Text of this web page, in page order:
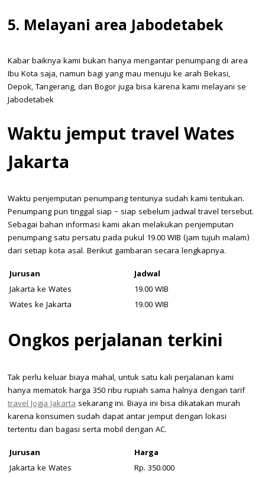
5. Melayani area Jabodetabek
Kabar baiknya kami bukan hanya mengantar penumpang di area
Ibu Kota saja, namun bagi yang mau menuju ke arah Bekasi,
Depok, Tangerang, dan Bogor juga bisa karena kami melayani se
Jabodetabek
Waktu jemput travel Wates
Jakarta
Waktu penjemputan penumpang tentunya sudah kami tentukan.
Penumpang pun tinggal siap – siap sebelum jadwal travel tersebut.
Sebagai bahan informasi kami akan melakukan penjemputan
penumpang satu persatu pada pukul 19.00 WIB (jam tujuh malam)
dari setiap kota asal. Berikut gambaran secara lengkapnya.
Jurusan
Jadwal
Jakarta ke Wates
19.00 WIB
Wates ke Jakarta
19.00 WIB
Ongkos perjalanan terkini
Tak perlu keluar biaya mahal, untuk satu kali perjalanan kami
hanya mematok harga 350 ribu rupiah sama halnya dengan tarif
travel Jogja Jakarta sekarang ini. Biaya ini bisa dikatakan murah
karena konsumen sudah dapat antar jemput dengan lokasi
tertentu dan bagasi serta mobil dengan AC.
Jurusan
Harga
Jakarta ke Wates
Rp. 350.000